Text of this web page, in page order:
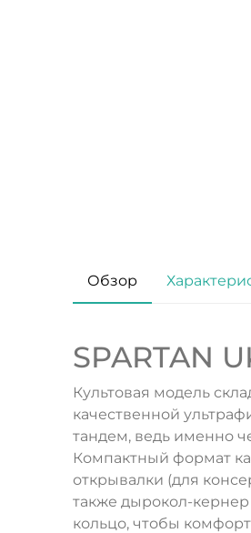
Обзор
SPARTAN
Культовая модель
качественной
тандем, ведь именно
Компактный формат
открывалки (для
также дырокол-
кольцо, чтобы